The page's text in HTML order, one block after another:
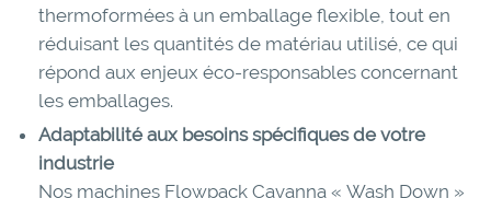
thermoformées à un emballage flexible, tout en
réduisant les quantités de matériau utilisé, ce qui
répond aux enjeux éco-responsables concernant
les emballages.
Adaptabilité aux besoins spécifiques de votre
industrie
Nos machines Flowpack Cavanna « Wash Down »